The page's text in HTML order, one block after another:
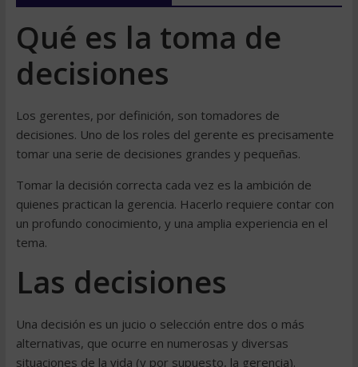
Qué es la toma de
decisiones
Los gerentes, por definición, son tomadores de
decisiones. Uno de los roles del gerente es precisamente
tomar una serie de decisiones grandes y pequeñas.
Tomar la decisión correcta cada vez es la ambición de
quienes practican la gerencia. Hacerlo requiere contar con
un profundo conocimiento, y una amplia experiencia en el
tema.
Las decisiones
Una decisión es un jucio o selección entre dos o más
alternativas, que ocurre en numerosas y diversas
situaciones de la vida (y por supuesto, la gerencia).